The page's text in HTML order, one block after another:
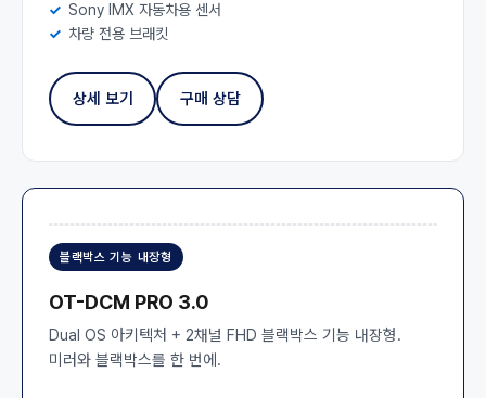
Sony IMX 자동차용 센서
차량 전용 브래킷
상세 보기 구매 상담
블랙박스 기능 내장형
OT-DCM PRO 3.0
Dual OS 아키텍처 + 2채널 FHD 블랙박스 기능 내장형.
미러와 블랙박스를 한 번에.